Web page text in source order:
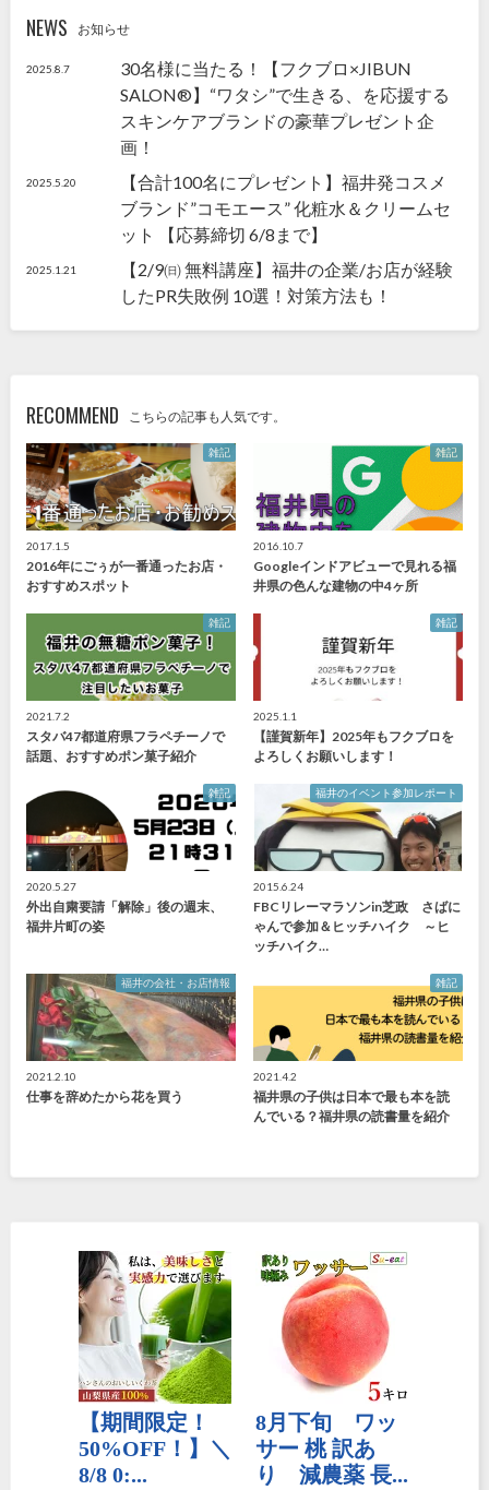
NEWS お知らせ
2025.8.7
30名様に当たる！【フクブロ×JIBUN
SALON®】“ワタシ”で生きる、を応援する
スキンケアブランドの豪華プレゼント企
画！
2025.5.20
【合計100名にプレゼント】福井発コスメ
ブランド”コモエース” 化粧水＆クリームセ
ット 【応募締切 6/8まで】
2025.1.21
【2/9㈰ 無料講座】福井の企業/お店が経験
したPR失敗例 10選！対策方法も！
RECOMMEND こちらの記事も人気です。
雑記
2017.1.5
2016年にごぅが一番通ったお店・
おすすめスポット
雑記
2016.10.7
Googleインドアビューで見れる福
井県の色んな建物の中4ヶ所
雑記
2021.7.2
スタバ47都道府県フラペチーノで
話題、おすすめポン菓子紹介
雑記
2025.1.1
【謹賀新年】2025年もフクブロを
よろしくお願いします！
雑記
2020.5.27
外出自粛要請「解除」後の週末、
福井片町の姿
福井のイベント参加レポート
2015.6.24
FBCリレーマラソンin芝政 さばに
ゃんで参加＆ヒッチハイク ～ヒ
ッチハイク…
福井の会社・お店情報
2021.2.10
仕事を辞めたから花を買う
雑記
2021.4.2
福井県の子供は日本で最も本を読
んでいる？福井県の読書量を紹介